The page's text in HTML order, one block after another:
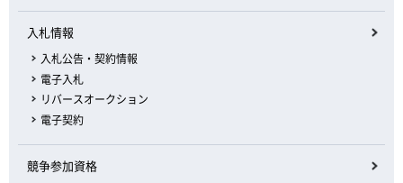
入札情報
入札公告・契約情報
電子入札
リバースオークション
電子契約
競争参加資格